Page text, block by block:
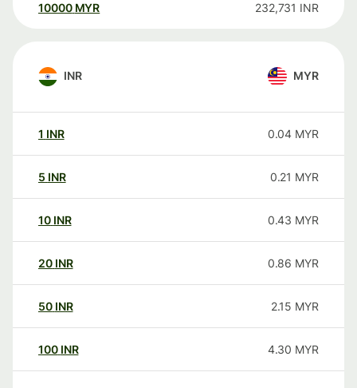
10000 MYR 232,731 INR
INR MYR
1 INR 0.04 MYR
5 INR 0.21 MYR
10 INR 0.43 MYR
20 INR 0.86 MYR
50 INR 2.15 MYR
100 INR 4.30 MYR